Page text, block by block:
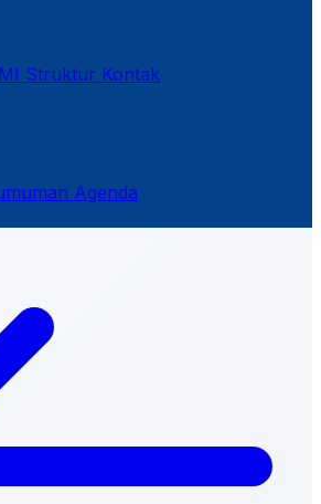
Struktur Kontak
Agenda